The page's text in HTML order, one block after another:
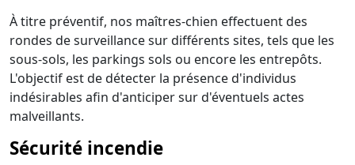
À titre préventif, nos maîtres-chien effectuent des
rondes de surveillance sur différents sites, tels que les
sous-sols, les parkings sols ou encore les entrepôts.
L'objectif est de détecter la présence d'individus
indésirables afin d'anticiper sur d'éventuels actes
malveillants.
Sécurité incendie